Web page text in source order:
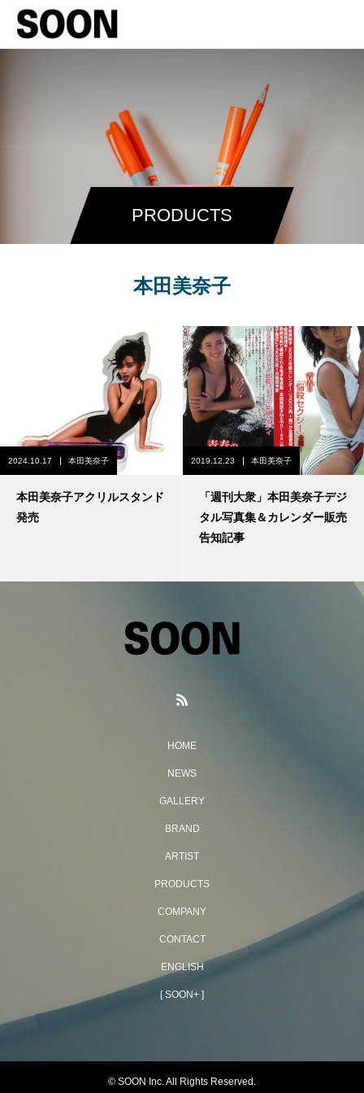
PRODUCTS
本田美奈子
2024.10.17 本田美奈子
本田美奈子アクリルスタンド
発売
2019.12.23 本田美奈子
「週刊大衆」本田美奈子デジ
タル写真集＆カレンダー販売
告知記事
HOME
NEWS
GALLERY
BRAND
ARTIST
PRODUCTS
COMPANY
CONTACT
ENGLISH
[ SOON+ ]
© SOON Inc. All Rights Reserved.